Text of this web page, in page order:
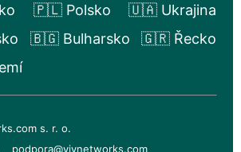
🇵🇱 Polsko
🇺🇦 Ukrajina
🇧🇬 Bulharsko
🇬🇷 Řecko
s. r. o.
podpora@vivnetworks.com